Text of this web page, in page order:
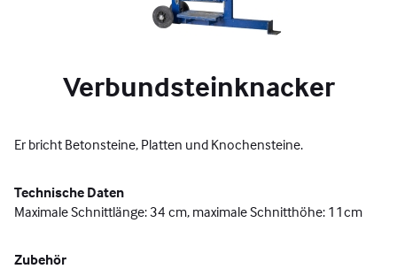
Verbundsteinknacker
Er bricht Betonsteine, Platten und Knochensteine.
Technische Daten
Maximale Schnittlänge: 34 cm, maximale Schnitthöhe: 11cm
Zubehör